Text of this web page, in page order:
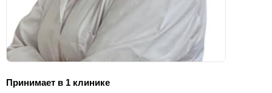
Принимает в 1 клинике